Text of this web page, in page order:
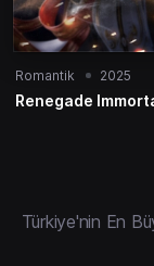
Romantik 2025
Renegade
Türkiye'nin En